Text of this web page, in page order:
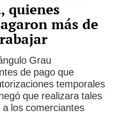
quienes
más de
Grau
de pago que
temporales
que realizara tales
los comerciantes